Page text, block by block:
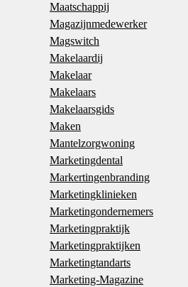
Maatschappij
Magazijnmedewerker
Magswitch
Makelaardij
Makelaar
Makelaars
Makelaarsgids
Maken
Mantelzorgwoning
Marketingdental
Markertingenbranding
Marketingklinieken
Marketingondernemers
Marketingpraktijk
Marketingpraktijken
Marketingtandarts
Marketing-Magazine